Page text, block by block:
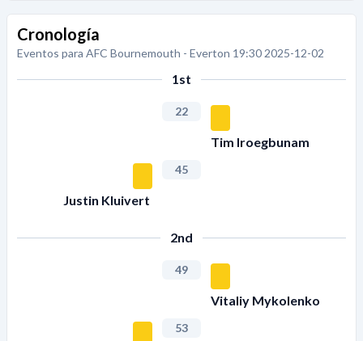
Cronología
Eventos para AFC Bournemouth - Everton 19:30 2025-12-02
1st
22
Tim Iroegbunam
Justin Kluivert
45
2nd
49
Vitaliy Mykolenko
53